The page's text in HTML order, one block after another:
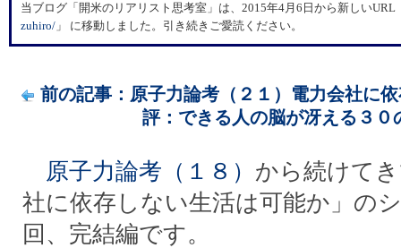
当ブログ「開米のリアリスト思考室」は、2015年4月6日から新しいURL
zuhiro/ 」 に移動しました。引き続きご愛読ください。
前の記事：原子力論考（２１）電力会社に
評：できる人の脳が冴える３０
原子力論考（１８） から続けて
社に依存しない生活は可能か」の
回、完結編です。